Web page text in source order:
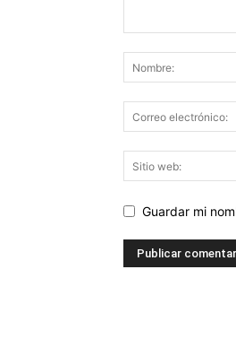
Guardar mi